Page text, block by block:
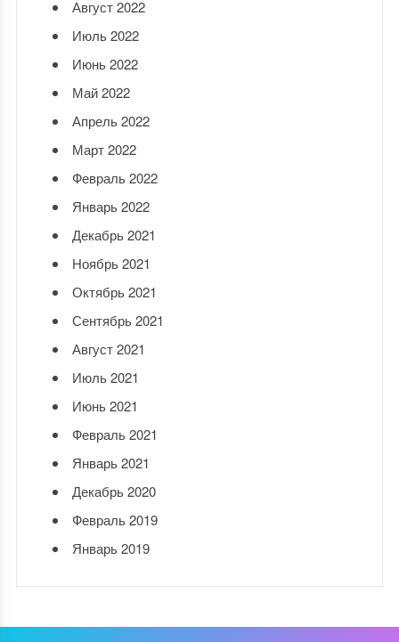
Август 2022
Июль 2022
Июнь 2022
Май 2022
Апрель 2022
Март 2022
Февраль 2022
Январь 2022
Декабрь 2021
Ноябрь 2021
Октябрь 2021
Сентябрь 2021
Август 2021
Июль 2021
Июнь 2021
Февраль 2021
Январь 2021
Декабрь 2020
Февраль 2019
Январь 2019